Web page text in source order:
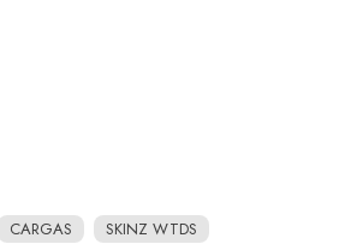
CARGAS SKINZ WTDS